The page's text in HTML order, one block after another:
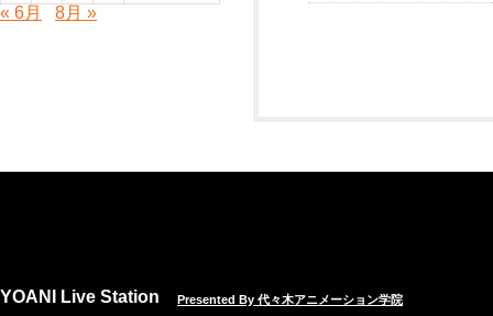
« 6月 8月 »
YOANI Live Station Presented By 代々木アニメーション学院